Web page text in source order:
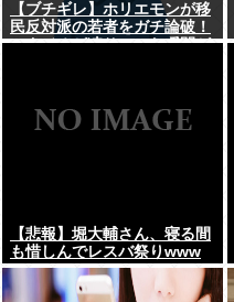
【ブチギレ】ホリエモンが移
民反対派の若者をガチ論破！
スタジオが凍りついた瞬間が
【悲報】堀大輔さん、寝る間
も惜しんでレスバ祭りwww